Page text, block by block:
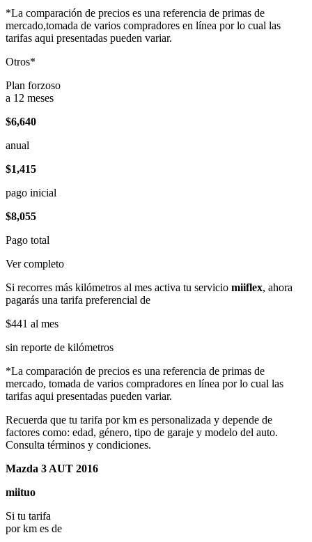
*La comparación de precios es una referencia de primas de
mercado,tomada de varios compradores en línea por lo cual las
tarifas aqui presentadas pueden variar.
Otros*
Plan forzoso
a 12 meses
$6,640
anual
$1,415
pago inicial
$8,055
Pago total
Ver completo
Si recorres más kilómetros al mes activa tu servicio miiflex, ahora
pagarás una tarifa preferencial de
$441 al mes
sin reporte de kilómetros
*La comparación de precios es una referencia de primas de
mercado, tomada de varios compradores en línea por lo cual las
tarifas aqui presentadas pueden variar.
Recuerda que tu tarifa por km es personalizada y depende de
factores como: edad, género, tipo de garaje y modelo del auto.
Consulta términos y condiciones.
Mazda 3 AUT 2016
miituo
Si tu tarifa
por km es de